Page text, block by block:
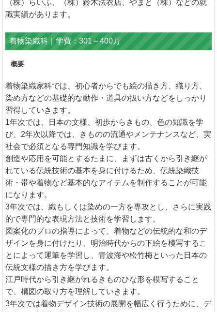
（株）らいふ、（株）鈴木法衣店、やまと（株）などの就
職実績があります。
着物染織科｜学費：301～400万
概要
着物染織家科では、初心者からでも絵の描き方、織り方、
染め方などの基礎的な動作・道具の扱い方などをしっかり
習得していきます。
1年次では、日本の文様、初歩からきもの、色の知識を学
び、2年次以降では、きものの流通やメンテナンスなど、実
社会で必須となる専門知識を学びます。
創造や応用を可能とするたまに、まずは古くから引き継が
れている伝統技術の基本を身に付けるため、伝統染織技
術・帯や着物など基本的なアイテムを制作することが可能
になります。
3年次では、織もしくは染めの一方を専攻とし、さらに実践
的で専門的な表現方法と技術を学習します。
図案化のプロの指導によって、着物などの伝統的な和のデ
ザインを身に付けたり、明治時代からの下絵を模写するこ
とによって運筆を学習し、青波海や松竹梅といった日本の
伝統文様の描き方を学びます。
江戸時代から引き継がれるきものひな形を模写すること
で、構図の取り方を理解していきます。
3年次では着物デザイン技術の展開を幅広く行うために、デ